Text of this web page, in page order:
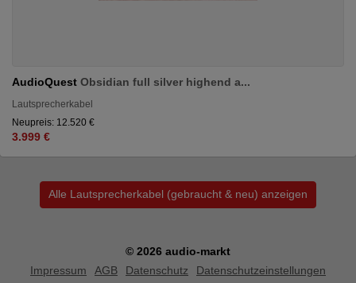
AudioQuest Obsidian full silver highend a...
Lautsprecherkabel
Neupreis: 12.520 €
3.999 €
Alle Lautsprecherkabel (gebraucht & neu) anzeigen
© 2026 audio-markt
Impressum
AGB Datenschutz Datenschutzeinstellungen